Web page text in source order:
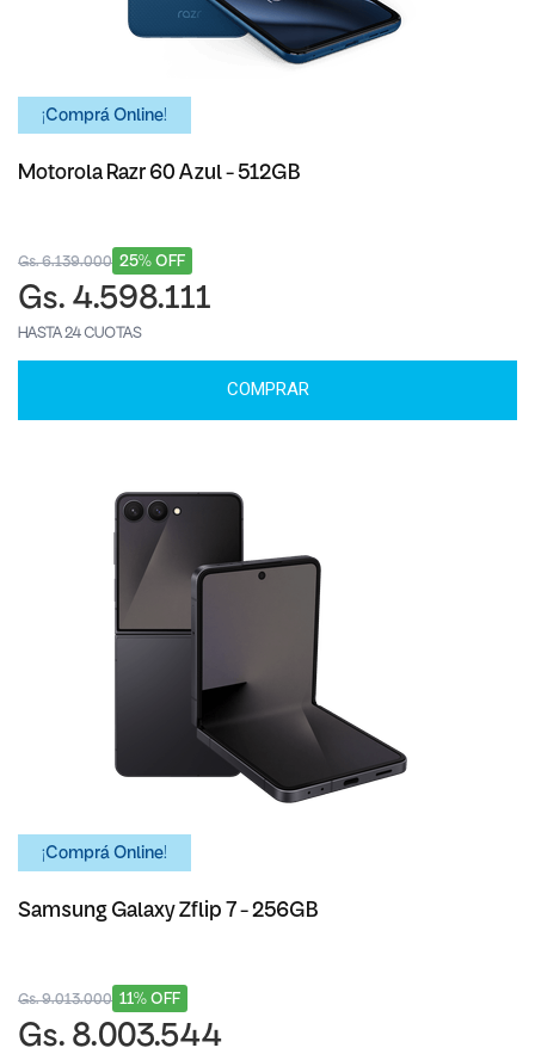
¡Comprá Online!
Motorola Razr 60 Azul - 512GB
25% OFF
Gs. 6.139.000
Gs. 4.598.111
HASTA 24 CUOTAS
COMPRAR
¡Comprá Online!
Samsung Galaxy Zflip 7 - 256GB
11% OFF
Gs. 9.013.000
Gs. 8.003.544